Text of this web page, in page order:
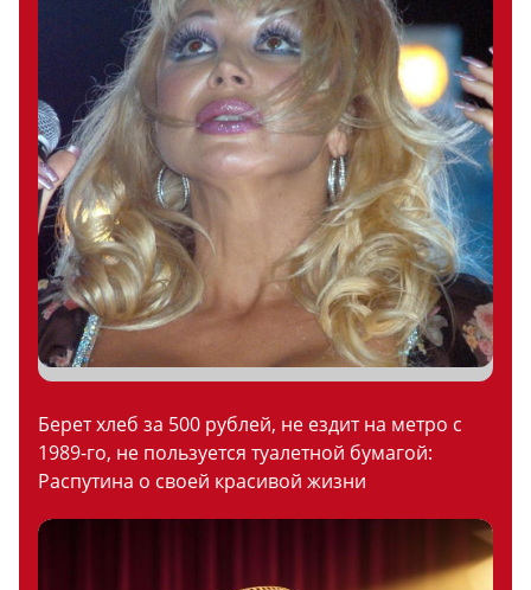
Берет хлеб за 500 рублей, не ездит на метро с
1989-го, не пользуется туалетной бумагой:
Распутина о своей красивой жизни